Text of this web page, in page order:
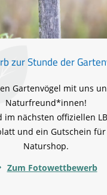
zur Stunde der
Gartenvögel mit uns
Naturfreund*innen!
im nächsten offiziellen
und ein Gutschein für
Naturshop.
Zum Fotowettbewerb